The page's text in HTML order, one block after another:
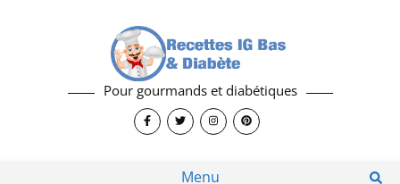
Pour gourmands et diabétiques
Menu